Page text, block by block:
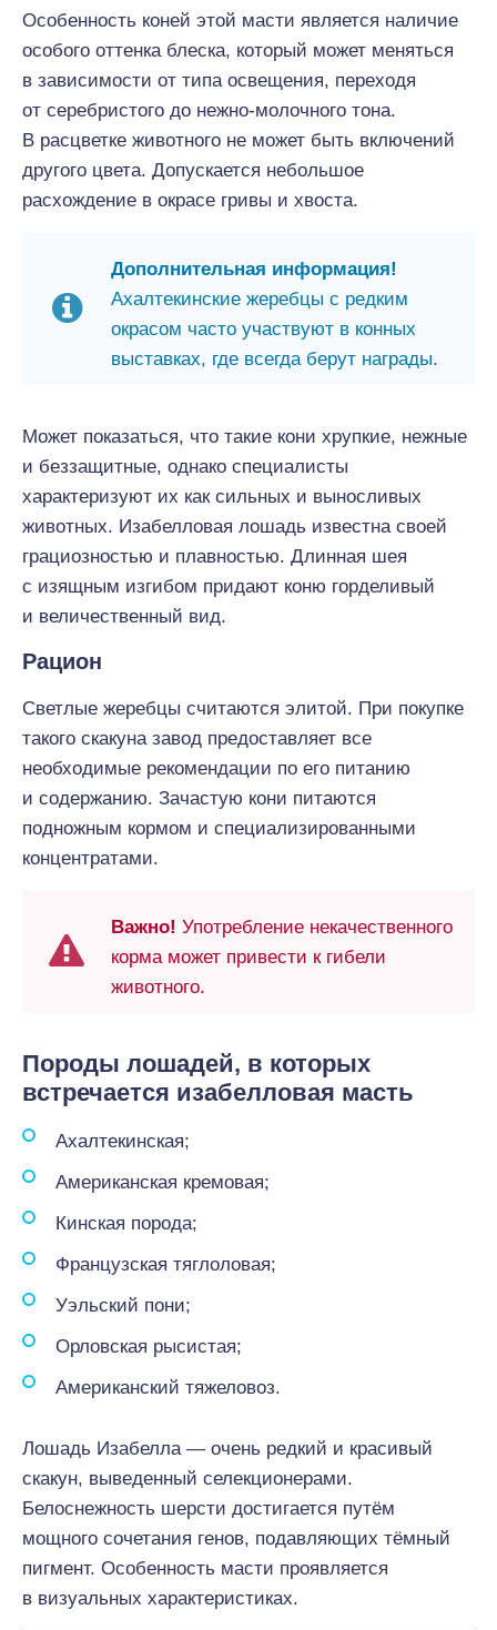
Особенность коней этой масти является наличие
особого оттенка блеска, который может меняться
в зависимости от типа освещения, переходя
от серебристого до нежно-молочного тона.
В расцветке животного не может быть включений
другого цвета. Допускается небольшое
расхождение в окрасе гривы и хвоста.
Дополнительная информация!
Ахалтекинские жеребцы с редким
окрасом часто участвуют в конных
выставках, где всегда берут награды.
Может показаться, что такие кони хрупкие, нежные
и беззащитные, однако специалисты
характеризуют их как сильных и выносливых
животных. Изабелловая лошадь известна своей
грациозностью и плавностью. Длинная шея
с изящным изгибом придают коню горделивый
и величественный вид.
Рацион
Светлые жеребцы считаются элитой. При покупке
такого скакуна завод предоставляет все
необходимые рекомендации по его питанию
и содержанию. Зачастую кони питаются
подножным кормом и специализированными
концентратами.
Важно! Употребление некачественного
корма может привести к гибели
животного.
Породы лошадей, в которых
встречается изабелловая масть
Ахалтекинская;
Американская кремовая;
Кинская порода;
Французская тяглоловая;
Уэльский пони;
Орловская рысистая;
Американский тяжеловоз.
Лошадь Изабелла — очень редкий и красивый
скакун, выведенный селекционерами.
Белоснежность шерсти достигается путём
мощного сочетания генов, подавляющих тёмный
пигмент. Особенность масти проявляется
в визуальных характеристиках.